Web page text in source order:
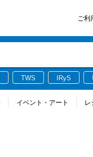
ご利
TWS IRyS
イベント・アート レ